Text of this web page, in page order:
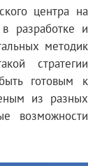
центра на
разработке и
методик
стратегии
готовым к
из разных
возможности